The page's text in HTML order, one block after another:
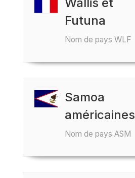
Futuna
Nom de pays WLF
Samoa
américaines
Nom de pays ASM